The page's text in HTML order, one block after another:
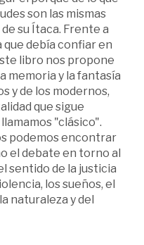
son las mismas
su Ítaca. Frente a
que debía confiar en
libro nos propone
memoria y la fantasía
y de los modernos,
que sigue
"clásico".
podemos encontrar
el debate en torno al
sentido de la justicia
los sueños, el
naturaleza y del